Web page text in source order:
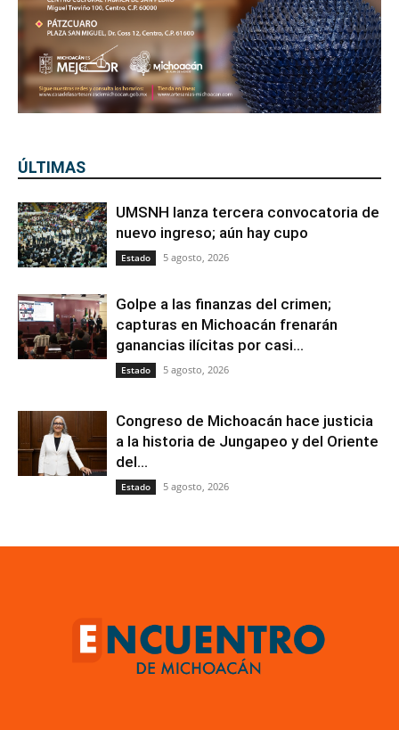
ÚLTIMAS
UMSNH lanza tercera convocatoria de
nuevo ingreso; aún hay cupo
Estado 5 agosto, 2026
Golpe a las finanzas del crimen;
capturas en Michoacán frenarán
ganancias ilícitas por casi...
Estado 5 agosto, 2026
Congreso de Michoacán hace justicia
a la historia de Jungapeo y del Oriente
del...
Estado 5 agosto, 2026